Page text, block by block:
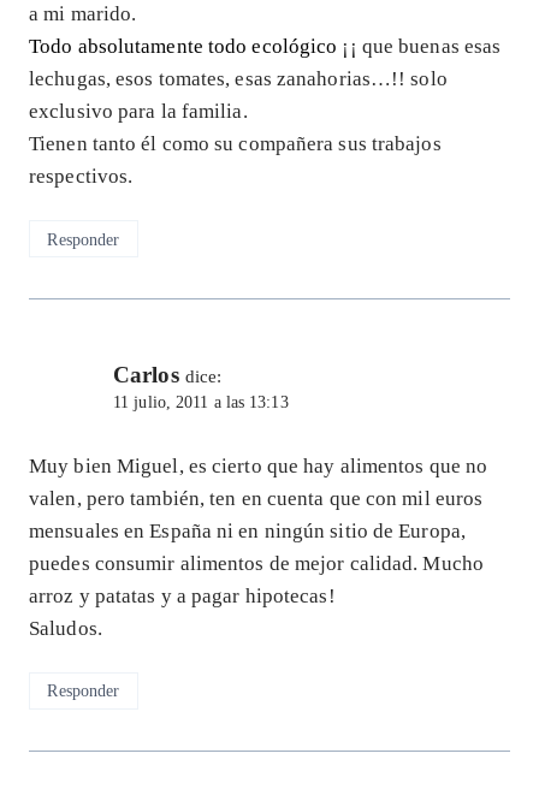
a mi marido.
Todo absolutamente todo ecológico ¡¡ que buenas esas
lechugas, esos tomates, esas zanahorias…!! solo
exclusivo para la familia.
Tienen tanto él como su compañera sus trabajos
respectivos.
Responder
Carlos dice:
11 julio, 2011 a las 13:13
Muy bien Miguel, es cierto que hay alimentos que no
valen, pero también, ten en cuenta que con mil euros
mensuales en España ni en ningún sitio de Europa,
puedes consumir alimentos de mejor calidad. Mucho
arroz y patatas y a pagar hipotecas!
Saludos.
Responder